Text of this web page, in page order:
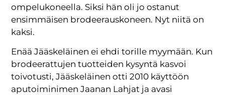
ompelukoneella. Siksi hän oli jo ostanut
ensimmäisen brodeerauskoneen. Nyt niitä on
kaksi.
Enää Jääskeläinen ei ehdi torille myymään. Kun
brodeerattujen tuotteiden kysyntä kasvoi
toivotusti, Jääskeläinen otti 2010 käyttöön
aputoiminimen Jaanan Lahjat ja avasi